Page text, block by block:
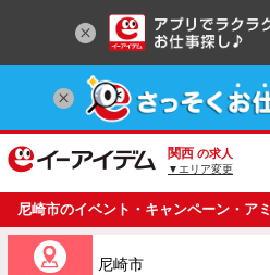
関西 の求人
▼エリア変更
尼崎市のイベント・キャンペーン・ア
バイト・パートの求
尼崎市